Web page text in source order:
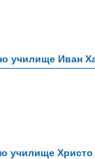
училище Иван
училище